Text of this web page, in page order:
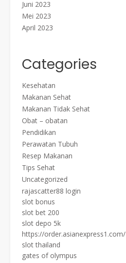
Juni 2023
Mei 2023
April 2023
Categories
Kesehatan
Makanan Sehat
Makanan Tidak Sehat
Obat – obatan
Pendidikan
Perawatan Tubuh
Resep Makanan
Tips Sehat
Uncategorized
rajascatter88 login
slot bonus
slot bet 200
slot depo 5k
https://order.asianexpress1.com/
slot thailand
gates of olympus